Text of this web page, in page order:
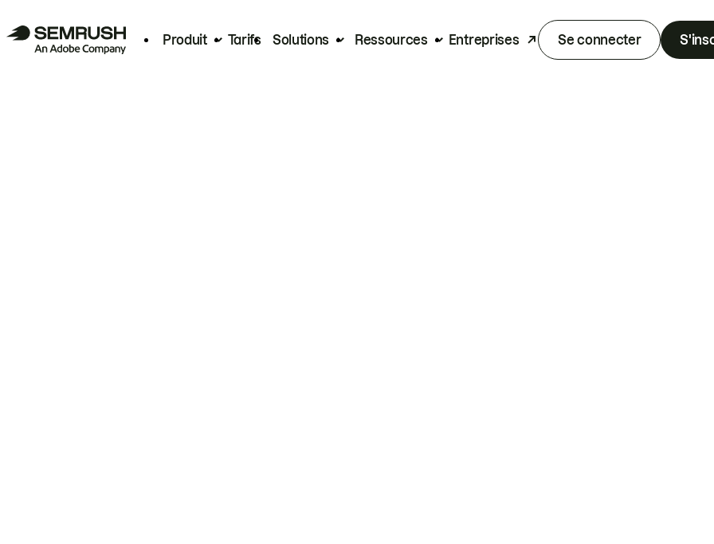
Produit Tarifs Solutions Ressources Entreprises Se connecter